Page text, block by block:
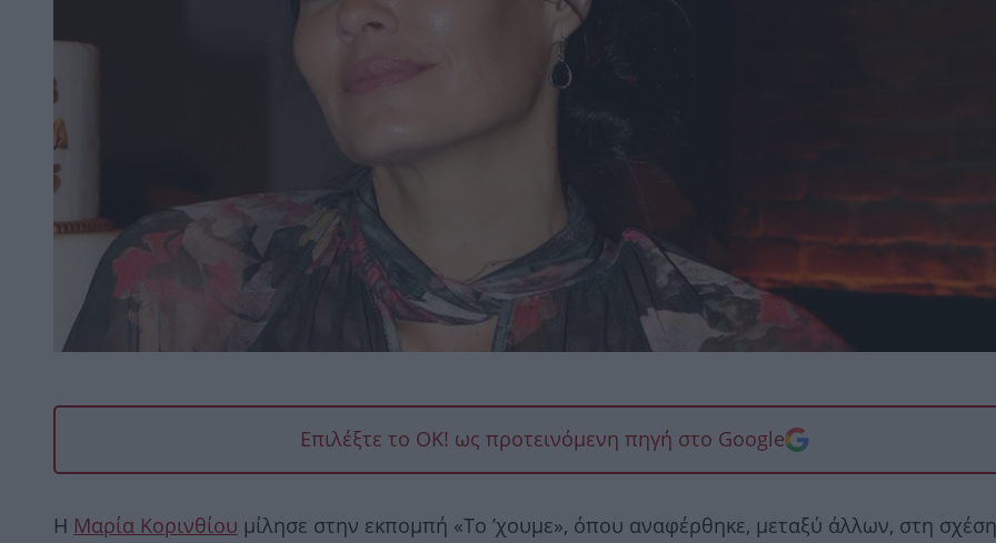
Επιλέξτε το OK! ως προτεινόμενη πηγή στο Google
Η Μαρία Κορινθίου μίλησε στην εκπομπή «Το ’χουμε», όπου αναφέρθηκε, μεταξύ άλλων, στη